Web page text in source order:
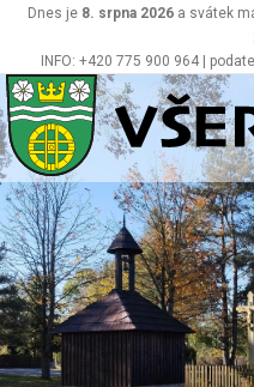
INFO: +420 775 900 964 |
Dnes je 8. srpna 2026 a svátek
Všeradov